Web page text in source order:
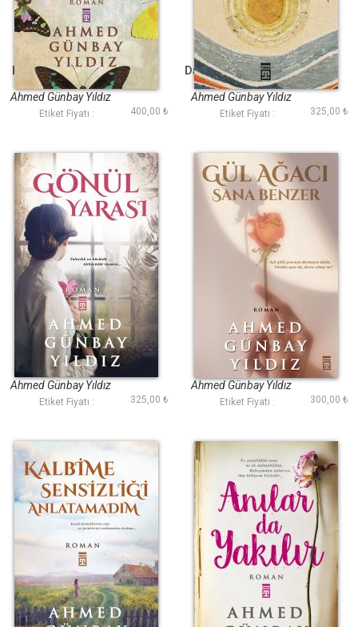
Kelebekler Gamsız
Uçar
Ahmed Günbay Yıldız
Etiket Fiyatı : 400,00 ₺
Dallar Meyveye Durdu
Ahmed Günbay Yıldız
Etiket Fiyatı : 325,00 ₺
Gönül Yarası
Ahmed Günbay Yıldız
Etiket Fiyatı : 325,00 ₺
Gül Ağacı Sana
Benzer
Ahmed Günbay Yıldız
Etiket Fiyatı : 300,00 ₺